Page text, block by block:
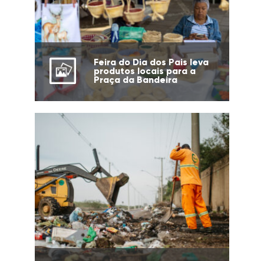
Feira do Dia dos Pais leva
produtos locais para a
Praça da Bandeira